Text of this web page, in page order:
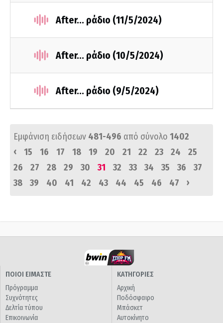
After... ράδιο (11/5/2024)
After... ράδιο (10/5/2024)
After... ράδιο (9/5/2024)
Εμφάνιση ειδήσεων 481-496 από σύνολο 1402
‹
15 16 17 18 19 20 21 22 23 24
25
26
27 28 29 30 31 32 33 34 35 36
37
38
39 40 41 42 43 44 45 46 47 ›
ΠΟΙΟΙ ΕΙΜΑΣΤΕ
Πρόγραμμα
Συχνότητες
Δελτία τύπου
Επικοινωνία
ΚΑΤΗΓΟΡΙΕΣ
Αρχική
Ποδόσφαιρο
Μπάσκετ
Αυτοκίνητο